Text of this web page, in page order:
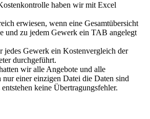
haben wir mit Excel
erwiesen, wenn eine Gesamtübersicht
und zu jedem Gewerk ein TAB angelegt
Gewerk ein Kostenvergleich der
durchgeführt.
wir alle Angebote und alle
einer einzigen Datei die Daten sind
keine Übertragungsfehler.